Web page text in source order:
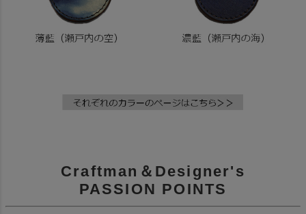
Craftman＆Designer's
PASSION POINTS